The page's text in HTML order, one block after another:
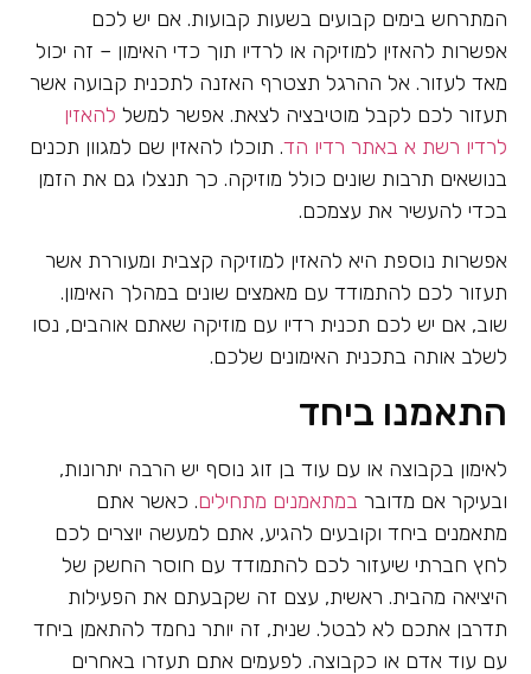
המתרחש בימים קבועים בשעות קבועות. אם יש לכם
אפשרות להאזין למוזיקה או לרדיו תוך כדי האימון – זה יכול
מאד לעזור. אל ההרגל תצטרף האזנה לתכנית קבועה אשר
תעזור לכם לקבל מוטיבציה לצאת. אפשר למשל להאזין
לרדיו רשת א באתר רדיו הד. תוכלו להאזין שם למגוון תכנים
בנושאים תרבות שונים כולל מוזיקה. כך תנצלו גם את הזמן
בכדי להעשיר את עצמכם.
אפשרות נוספת היא להאזין למוזיקה קצבית ומעוררת אשר
תעזור לכם להתמודד עם מאמצים שונים במהלך האימון.
שוב, אם יש לכם תכנית רדיו עם מוזיקה שאתם אוהבים, נסו
לשלב אותה בתכנית האימונים שלכם.
התאמנו ביחד
לאימון בקבוצה או עם עוד בן זוג נוסף יש הרבה יתרונות,
ובעיקר אם מדובר במתאמנים מתחילים. כאשר אתם
מתאמנים ביחד וקובעים להגיע, אתם למעשה יוצרים לכם
לחץ חברתי שיעזור לכם להתמודד עם חוסר החשק של
היציאה מהבית. ראשית, עצם זה שקבעתם את הפעילות
תדרבן אתכם לא לבטל. שנית, זה יותר נחמד להתאמן ביחד
עם עוד אדם או כקבוצה. לפעמים אתם תעזרו באחרים